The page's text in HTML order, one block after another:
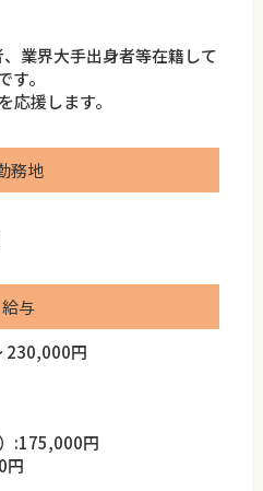
業界大手出身者等在籍して
。
応援します。
務地
給与
230,000円
:175,000円
円